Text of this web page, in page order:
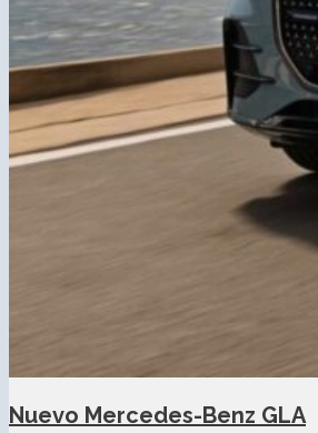
Nuevo Mercedes-Benz GLA